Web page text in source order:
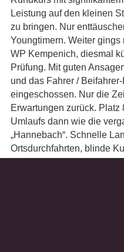
Leistung auf den kleinen
zu bringen. Nur
Youngtimern. Weiter
WP Kempenich, diesmal
Prüfung. Mit guten
und das Fahrer /
eingeschossen. Nur die
Erwartungen zurück. Platz
Umlaufs dann wie die
„Hannebach“. Schnelle
Ortsdurchfahrten, blinde